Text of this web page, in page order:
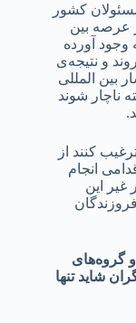
کشور
عرصه بین
وجود آورده
و نتیجه‌ی
بین المللی
ناچار شوند
کنند از
انجام
غیر این
گروه‌های
شاید تنها